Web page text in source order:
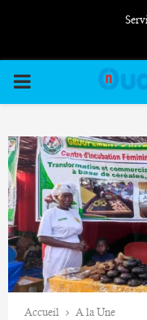
PRIMARY
Accueil
A la Une